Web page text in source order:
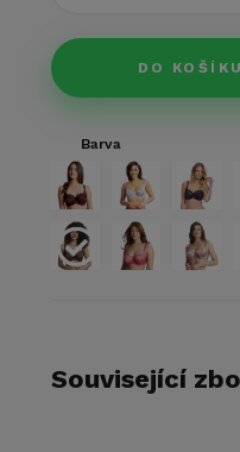
DO KOŠÍKU
Barva
Související